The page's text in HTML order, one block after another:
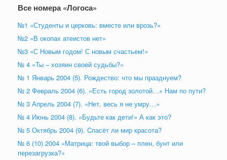
Все номера «Логоса»
№1 «Студенты и церковь: вместе или врозь?»
№2 «В окопах атеистов нет»
№3 «С Новым годом! С новым счастьем!»
№ 4 «Ты – хозяин своей судьбы?»
№ 1 Январь 2004 (5). Рождество: что мы празднуем?
№ 2 Февраль 2004 (6). «Есть город золотой…» Нам по пути?
№ 3 Апрель 2004 (7). «Нет, весь я не умру…»
№ 4 Июнь 2004 (8). «Будьте как дети!» А как это?
№ 5 Октябрь 2004 (9). Cпасёт ли мир красота?
№ 6 (10) 2004 «Матрица: твой выбор – плен, бунт или
перезагрузка?»